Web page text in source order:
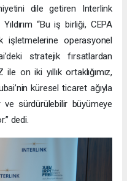
dile getiren Interlink
“Bu iş birliği, CEPA
işletmelerine operasyonel
stratejik fırsatlardan
on iki yıllık ortaklığımız,
küresel ticaret ağıyla
sürdürülebilir büyümeye
dedi.